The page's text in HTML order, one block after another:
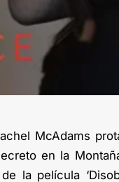
McAdams
en la
la película